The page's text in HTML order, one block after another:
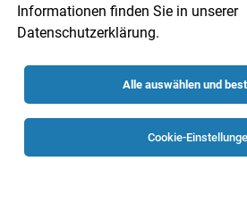
Informationen finden Sie in unserer
Datenschutzerklärung.
Alle auswählen und
Cookie-